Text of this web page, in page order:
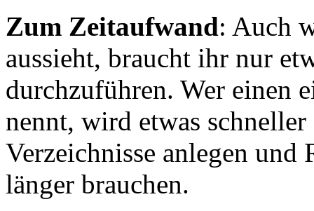
Zum Zeitaufwand: Auch
aussieht, braucht ihr nur
durchzuführen. Wer einen
nennt, wird etwas
Verzeichnisse anlegen und
länger brauchen.